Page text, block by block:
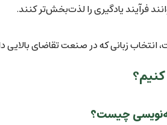
فرآیند یادگیری را لذت‌بخش‌تر کنند.
انتخاب زبانی که در صنعت تقاضای
چیست؟